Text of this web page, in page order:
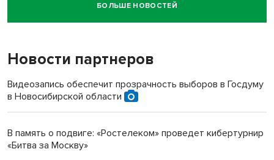
Новосибирский суд наказал водителя за смерть
пенсионерки на вокзале
БОЛЬШЕ НОВОСТЕЙ
Новости партнеров
Видеозапись обеспечит прозрачность выборов в Госдуму
в Новосибирской области
В память о подвиге: «Ростелеком» проведет кибертурнир
«Битва за Москву»